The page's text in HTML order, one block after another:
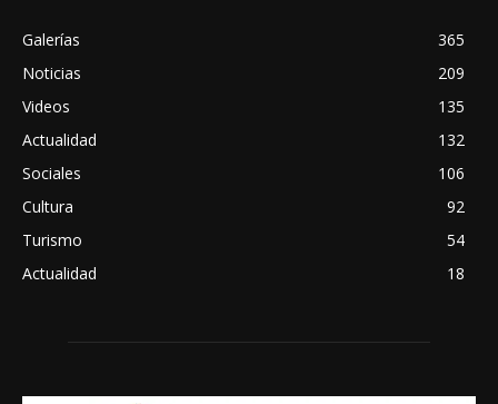
Galerías
365
Noticias
209
Videos
135
Actualidad
132
Sociales
106
Cultura
92
Turismo
54
Actualidad
18